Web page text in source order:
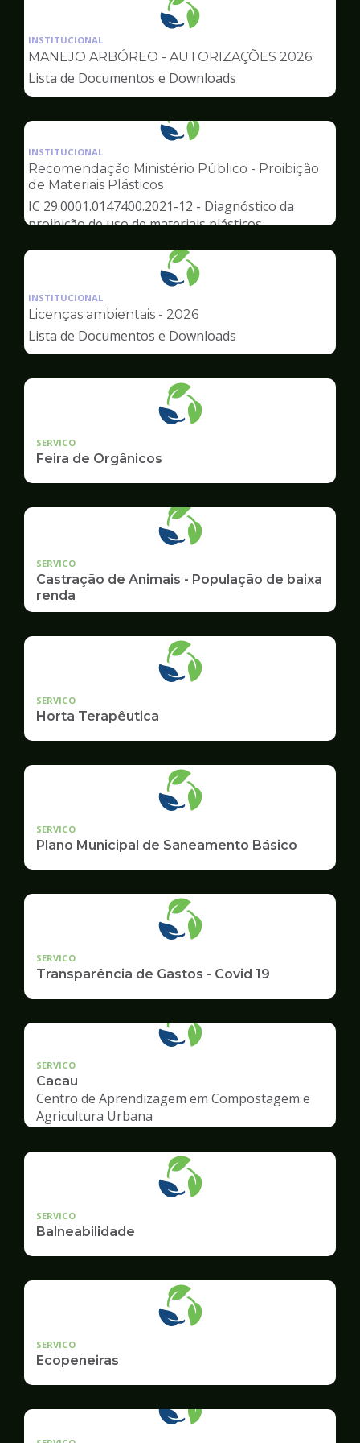
Ilustração
pagina
Meio
INSTITUCIONAL
MANEJO ARBÓREO - AUTORIZAÇÕES 2026
Lista de Documentos e Downloads
Ilustração
pagina
Meio
Ambiente
INSTITUCIONAL
Recomendação Ministério Público - Proibição
de Materiais Plásticos
IC 29.0001.0147400.2021-12 - Diagnóstico da
proibição de uso de materiais plásticos
Ilustração
pagina
Meio
INSTITUCIONAL
Licenças ambientais - 2026
Lista de Documentos e Downloads
SERVICO
Feira de Orgânicos
SERVICO
Castração de Animais - População de baixa
renda
SERVICO
Horta Terapêutica
SERVICO
Plano Municipal de Saneamento Básico
SERVICO
Transparência de Gastos - Covid 19
SERVICO
Cacau
Centro de Aprendizagem em Compostagem e
Agricultura Urbana
SERVICO
Balneabilidade
SERVICO
Ecopeneiras